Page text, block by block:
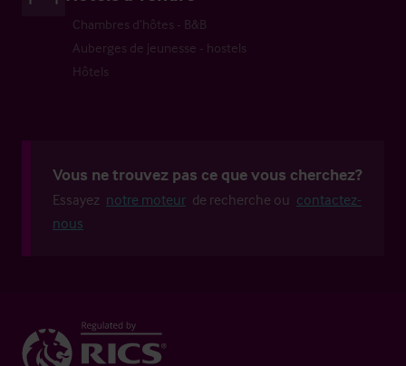
Chambres d’hôtes - B&B
Auberges de jeunesse - hostels
Hôtels
Vous ne trouvez pas ce que vous cherchez?
Essayez notre moteur de recherche ou contactez-
nous